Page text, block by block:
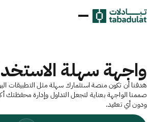
واجهة سهلة
هدفنا أن تكون منصة استثمارك سهلة مثل التطبيقات
صممنا الواجهة بعناية لتجعل التداول وإدارة محفظتك
ودون أي تعقيد.